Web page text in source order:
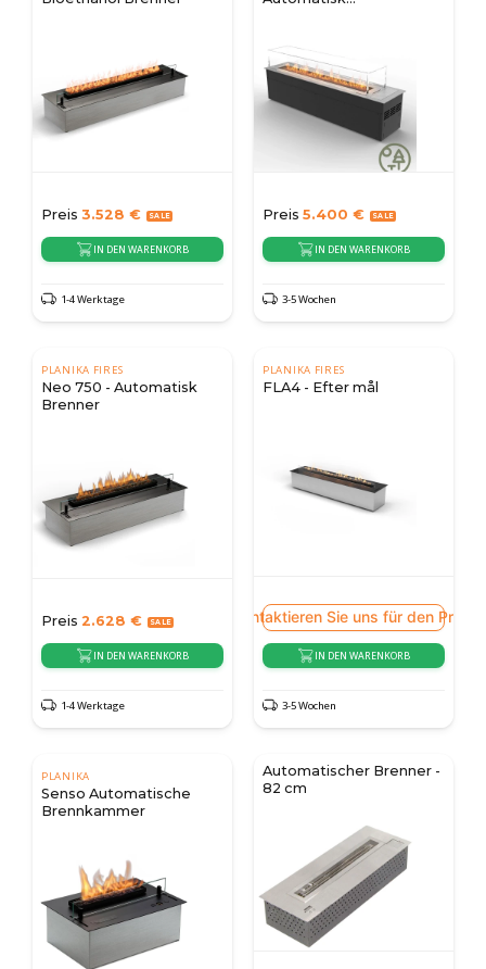
Preis 3.528 €
IN DEN WARENKORB
1-4 Werktage
Preis 5.400 €
IN DEN WARENKORB
3-5 Wochen
PLANIKA FIRES
Neo 750 - Automatisk
Brenner
Preis 2.628 €
IN DEN WARENKORB
1-4 Werktage
PLANIKA FIRES
FLA4 - Efter mål
Kontaktieren Sie uns für den Preis
IN DEN WARENKORB
3-5 Wochen
PLANIKA
Senso Automatische
Brennkammer
Automatischer Brenner -
82 cm